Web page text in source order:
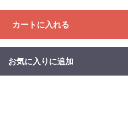
カートに入れる
お気に入りに追加